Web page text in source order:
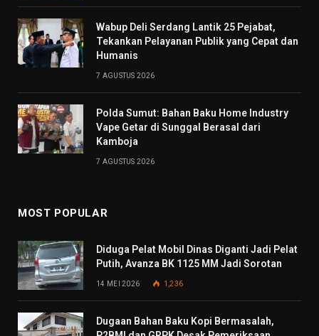
Wabup Deli Serdang Lantik 25 Pejabat,
Tekankan Pelayanan Publik yang Cepat dan
Humanis
7 AGUSTUS 2026
Polda Sumut: Bahan Baku Home Industry
Vape Getar di Sunggal Berasal dari
Kamboja
7 AGUSTUS 2026
MOST POPULAR
Diduga Pelat Mobil Dinas Diganti Jadi Pelat
Putih, Avanza BK 1125 MM Jadi Sorotan
14 MEI 2026 1,236
Dugaan Bahan Baku Kopi Bermasalah,